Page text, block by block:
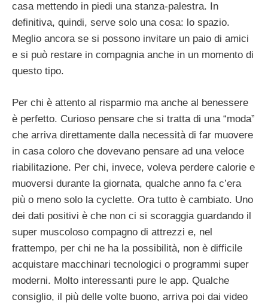
casa mettendo in piedi una stanza-palestra. In
definitiva, quindi, serve solo una cosa: lo spazio.
Meglio ancora se si possono invitare un paio di amici
e si può restare in compagnia anche in un momento di
questo tipo.
Per chi è attento al risparmio ma anche al benessere
è perfetto. Curioso pensare che si tratta di una “moda”
che arriva direttamente dalla necessità di far muovere
in casa coloro che dovevano pensare ad una veloce
riabilitazione. Per chi, invece, voleva perdere calorie e
muoversi durante la giornata, qualche anno fa c’era
più o meno solo la cyclette. Ora tutto è cambiato. Uno
dei dati positivi è che non ci si scoraggia guardando il
super muscoloso compagno di attrezzi e, nel
frattempo, per chi ne ha la possibilità, non è difficile
acquistare macchinari tecnologici o programmi super
moderni. Molto interessanti pure le app. Qualche
consiglio, il più delle volte buono, arriva poi dai video